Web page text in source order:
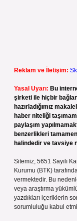
Reklam ve İletişim:
Yasal Uyarı: Bu
şirketi ile hiçbir
hazırladığımız
haber niteliği
paylaşım
benzerlikleri
halindedir ve tavsiye
Sitemiz, 5651 Sayılı
Kurumu (BTK)
vermektedir. Bu
veya araştırma
yazdıkları içeriklerin
sorumluluğu kabul